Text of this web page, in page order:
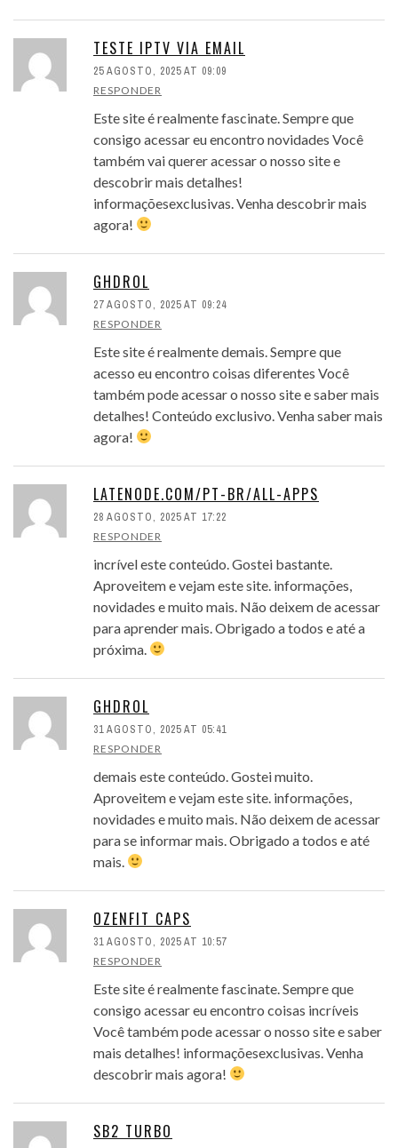
TESTE IPTV VIA EMAIL
25 AGOSTO, 2025 AT 09:09
RESPONDER
Este site é realmente fascinate. Sempre que
consigo acessar eu encontro novidades Você
também vai querer acessar o nosso site e
descobrir mais detalhes!
informaçõesexclusivas. Venha descobrir mais
agora!
GHDROL
27 AGOSTO, 2025 AT 09:24
RESPONDER
Este site é realmente demais. Sempre que
acesso eu encontro coisas diferentes Você
também pode acessar o nosso site e saber mais
detalhes! Conteúdo exclusivo. Venha saber mais
agora!
LATENODE.COM/PT-BR/ALL-APPS
28 AGOSTO, 2025 AT 17:22
RESPONDER
incrível este conteúdo. Gostei bastante.
Aproveitem e vejam este site. informações,
novidades e muito mais. Não deixem de acessar
para aprender mais. Obrigado a todos e até a
próxima.
GHDROL
31 AGOSTO, 2025 AT 05:41
RESPONDER
demais este conteúdo. Gostei muito.
Aproveitem e vejam este site. informações,
novidades e muito mais. Não deixem de acessar
para se informar mais. Obrigado a todos e até
mais.
OZENFIT CAPS
31 AGOSTO, 2025 AT 10:57
RESPONDER
Este site é realmente fascinate. Sempre que
consigo acessar eu encontro coisas incríveis
Você também pode acessar o nosso site e saber
mais detalhes! informaçõesexclusivas. Venha
descobrir mais agora!
SB2 TURBO